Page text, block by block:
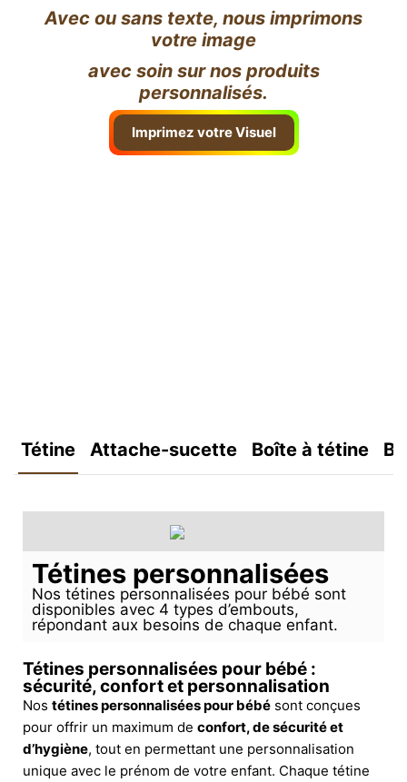
Avec ou sans texte, nous imprimons
votre image
avec soin sur nos produits
personnalisés.
Imprimez votre Visuel
Tétine Attache-sucette Boîte à tétine
Tétines personnalisées
Nos tétines personnalisées pour bébé sont
disponibles avec 4 types d’embouts,
répondant aux besoins de chaque enfant.
Tétines personnalisées pour bébé :
sécurité, confort et personnalisation
Nos tétines personnalisées pour bébé sont conçues
pour offrir un maximum de confort, de sécurité et
d’hygiène, tout en permettant une personnalisation
unique avec le prénom de votre enfant. Chaque tétine